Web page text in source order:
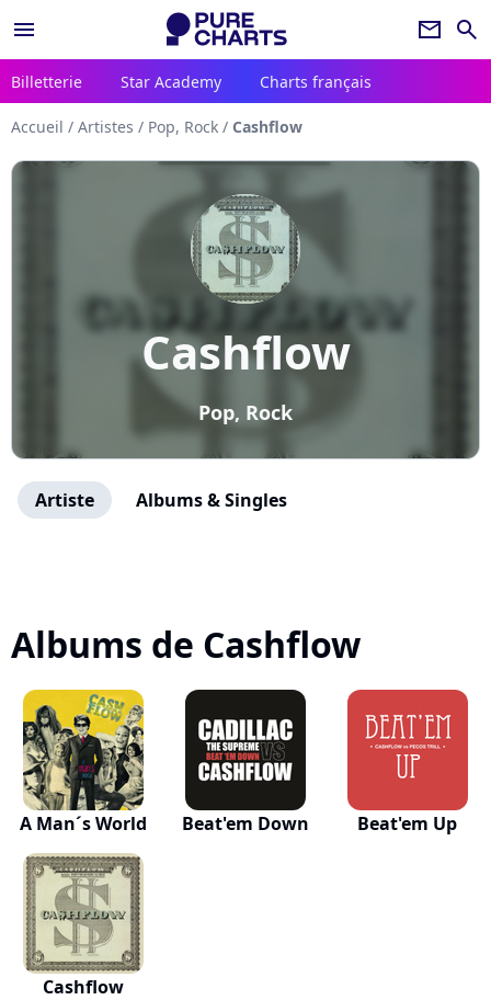
menu newsletter search
Billetterie Star Academy Charts français
Accueil / Artistes / Pop, Rock / Cashflow
Cashflow
Pop, Rock
Artiste Albums & Singles
Albums de Cashflow
A Man´s World Beat'em Down Beat'em Up
Cashflow